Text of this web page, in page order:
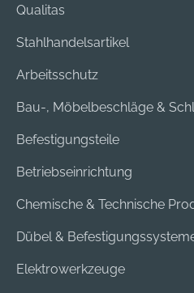
Qualitas
Stahlhandelsartikel
Arbeitsschutz
Bau-, Möbelbeschläge &
Befestigungsteile
Betriebseinrichtung
Chemische & Technische
Dübel &
Elektrowerkzeuge